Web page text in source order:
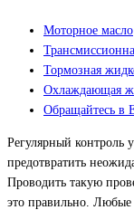
Моторное масло
Тормозная
Охлаждающая
Обращайтесь в
Регулярный контроль
предотвратить
Проводить такую
это правильно.